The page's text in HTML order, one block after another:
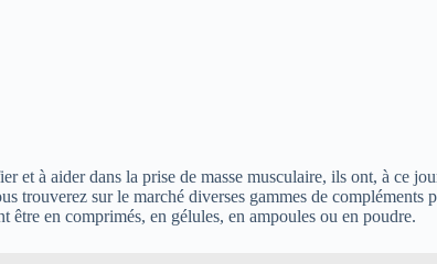
et à aider dans la prise de masse musculaire, ils ont, à ce
trouverez sur le marché diverses gammes de
en comprimés, en gélules, en ampoules ou en poudre.